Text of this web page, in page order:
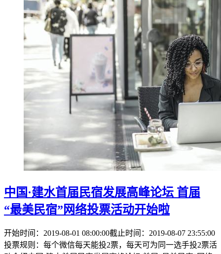
中国·建水首届民宿发展高峰论坛 首届
“最美民宿”网络投票活动开始啦
开始时间：2019-08-01 08:00:00截止时间：2019-08-07 23:55:00
投票规则：每个微信每天能投2票，每天可为同一选手投2票活